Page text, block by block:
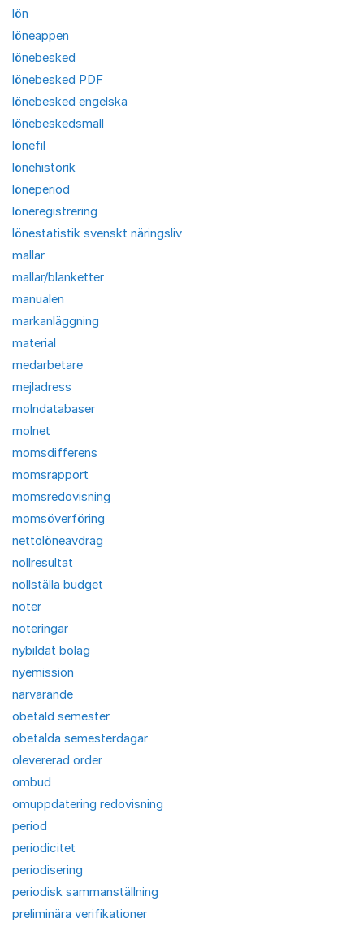
lön
löneappen
lönebesked
lönebesked PDF
lönebesked engelska
lönebeskedsmall
lönefil
lönehistorik
löneperiod
löneregistrering
lönestatistik svenskt näringsliv
mallar
mallar/blanketter
manualen
markanläggning
material
medarbetare
mejladress
molndatabaser
molnet
momsdifferens
momsrapport
momsredovisning
momsöverföring
nettolöneavdrag
nollresultat
nollställa budget
noter
noteringar
nybildat bolag
nyemission
närvarande
obetald semester
obetalda semesterdagar
olevererad order
ombud
omuppdatering redovisning
period
periodicitet
periodisering
periodisk sammanställning
preliminära verifikationer